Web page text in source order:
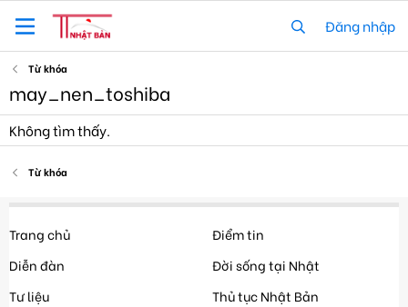
Đăng nhập
Từ khóa
may_nen_toshiba
Không tìm thấy.
Từ khóa
Trang chủ
Diễn đàn
Tư liệu
Điểm tin
Đời sống tại Nhật
Thủ tục Nhật Bản